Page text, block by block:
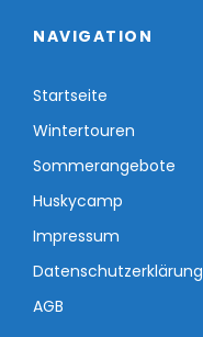
NAVIGATION
Startseite
Wintertouren
Sommerangebote
Huskycamp
Impressum
Datenschutzerklärung
AGB